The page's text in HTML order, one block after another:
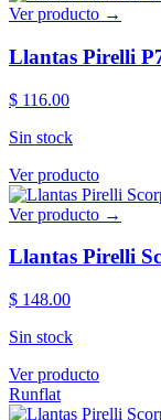
Ver producto →
Llantas Pirelli
$ 116.00
Sin stock
Ver producto
Ver producto →
Llantas Pirelli
$ 148.00
Sin stock
Ver producto
Runflat